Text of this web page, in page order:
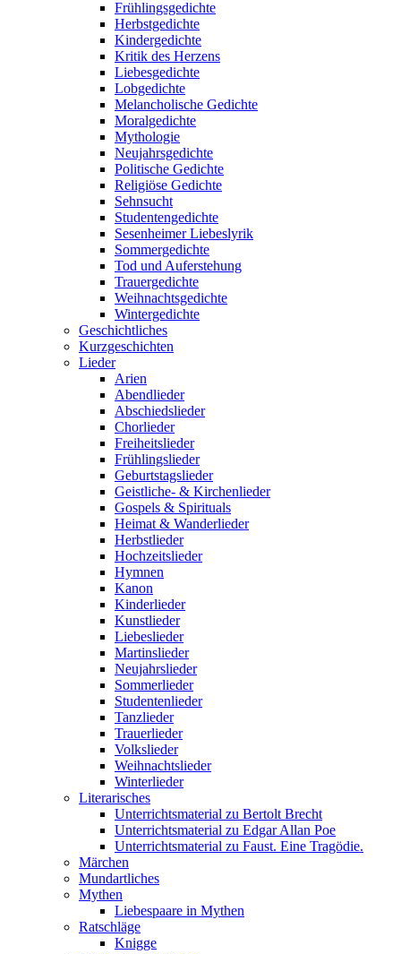
Frühlingsgedichte
Herbstgedichte
Kindergedichte
Kritik des Herzens
Liebesgedichte
Lobgedichte
Melancholische Gedichte
Moralgedichte
Mythologie
Neujahrsgedichte
Politische Gedichte
Religiöse Gedichte
Sehnsucht
Studentengedichte
Sesenheimer Liebeslyrik
Sommergedichte
Tod und Auferstehung
Trauergedichte
Weihnachtsgedichte
Wintergedichte
Geschichtliches
Kurzgeschichten
Lieder
Arien
Abendlieder
Abschiedslieder
Chorlieder
Freiheitslieder
Frühlingslieder
Geburtstagslieder
Geistliche- & Kirchenlieder
Gospels & Spirituals
Heimat & Wanderlieder
Herbstlieder
Hochzeitslieder
Hymnen
Kanon
Kinderlieder
Kunstlieder
Liebeslieder
Martinslieder
Neujahrslieder
Sommerlieder
Studentenlieder
Tanzlieder
Trauerlieder
Volkslieder
Weihnachtslieder
Winterlieder
Literarisches
Unterrichtsmaterial zu Bertolt Brecht
Unterrichtsmaterial zu Edgar Allan Poe
Unterrichtsmaterial zu Faust. Eine Tragödie.
Märchen
Mundartliches
Mythen
Liebespaare in Mythen
Ratschläge
Knigge